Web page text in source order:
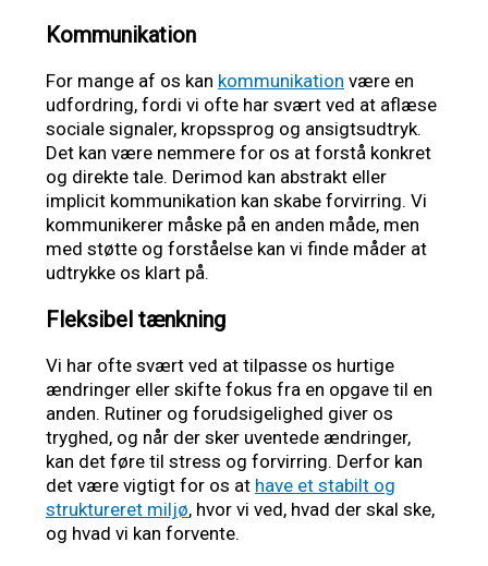
Kommunikation
For mange af os kan kommunikation være en
udfordring, fordi vi ofte har svært ved at aflæse
sociale signaler, kropssprog og ansigtsudtryk.
Det kan være nemmere for os at forstå konkret
og direkte tale. Derimod kan abstrakt eller
implicit kommunikation kan skabe forvirring. Vi
kommunikerer måske på en anden måde, men
med støtte og forståelse kan vi finde måder at
udtrykke os klart på.
Fleksibel tænkning
Vi har ofte svært ved at tilpasse os hurtige
ændringer eller skifte fokus fra en opgave til en
anden. Rutiner og forudsigelighed giver os
tryghed, og når der sker uventede ændringer,
kan det føre til stress og forvirring. Derfor kan
det være vigtigt for os at have et stabilt og
struktureret miljø, hvor vi ved, hvad der skal ske,
og hvad vi kan forvente.